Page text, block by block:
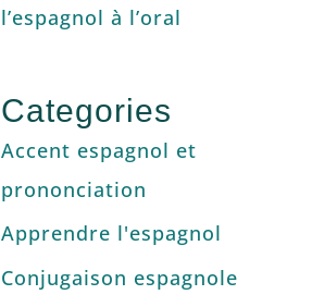
l’espagnol à l’oral
Categories
Accent espagnol et
prononciation
Apprendre l'espagnol
Conjugaison espagnole